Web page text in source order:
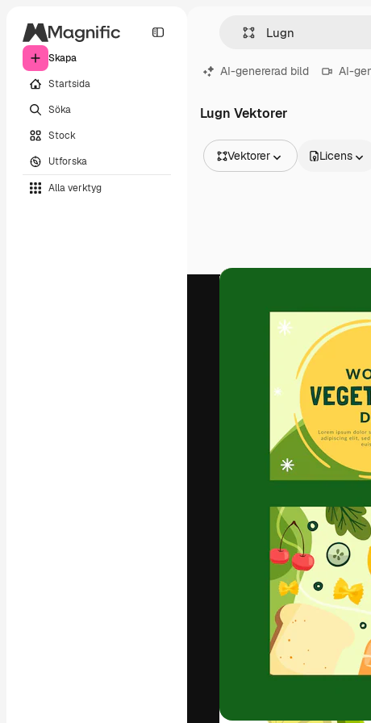
Skapa
Startsida
Söka
Stock
Utforska
Alla verktyg
AI-genererad bild AI-
Lugn Vektorer
Vektorer
Videor
Licens
Den kreativa
ditt bästa
prenumeranter
byråer och
Svenska
Copyright © 2010-